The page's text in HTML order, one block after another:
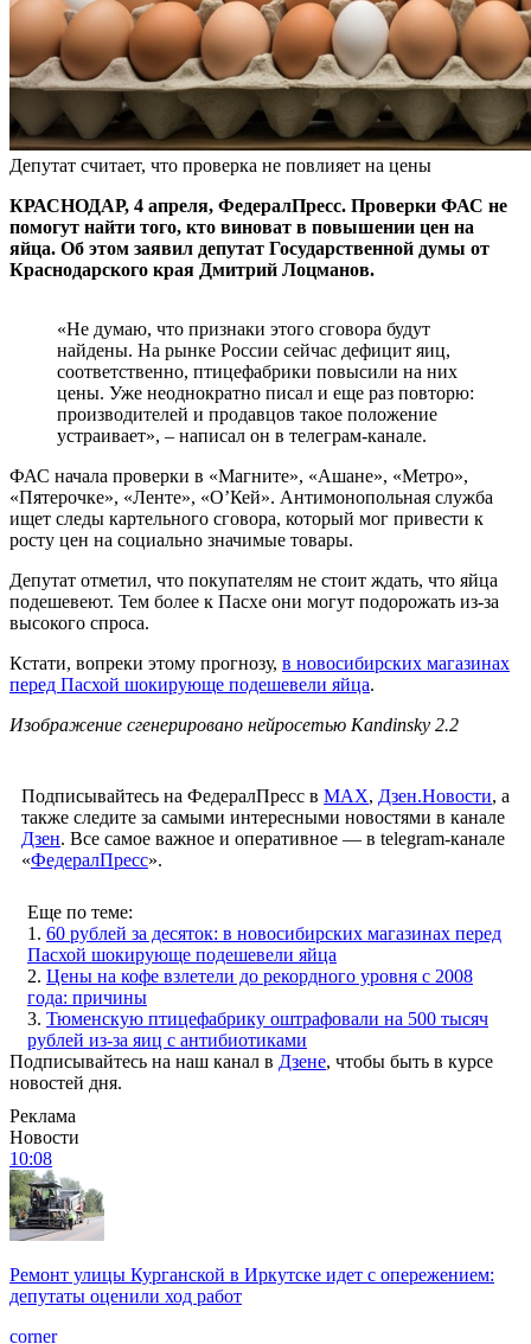
Депутат считает, что проверка не повлияет на цены
КРАСНОДАР, 4 апреля, ФедералПресс. Проверки ФАС не
помогут найти того, кто виноват в повышении цен на
яйца. Об этом заявил депутат Государственной думы от
Краснодарского края Дмитрий Лоцманов.
«Не думаю, что признаки этого сговора будут
найдены. На рынке России сейчас дефицит яиц,
соответственно, птицефабрики повысили на них
цены. Уже неоднократно писал и еще раз повторю:
производителей и продавцов такое положение
устраивает», – написал он в телеграм-канале.
ФАС начала проверки в «Магните», «Ашане», «Метро»,
«Пятерочке», «Ленте», «О’Кей». Антимонопольная служба
ищет следы картельного сговора, который мог привести к
росту цен на социально значимые товары.
Депутат отметил, что покупателям не стоит ждать, что яйца
подешевеют. Тем более к Пасхе они могут подорожать из-за
высокого спроса.
Кстати, вопреки этому прогнозу, в новосибирских магазинах
перед Пасхой шокирующе подешевели яйца.
Изображение сгенерировано нейросетью Kandinsky 2.2
Подписывайтесь на ФедералПресс в МАХ, Дзен.Новости, а
также следите за самыми интересными новостями в канале
Дзен. Все самое важное и оперативное — в telegram-канале
«ФедералПресс».
Еще по теме:
1. 60 рублей за десяток: в новосибирских магазинах перед
Пасхой шокирующе подешевели яйца
2. Цены на кофе взлетели до рекордного уровня с 2008
года: причины
3. Тюменскую птицефабрику оштрафовали на 500 тысяч
рублей из-за яиц с антибиотиками
Подписывайтесь на наш канал в Дзене, чтобы быть в курсе
новостей дня.
Реклама
Новости
10:08
Ремонт улицы Курганской в Иркутске идет с опережением:
депутаты оценили ход работ
corner